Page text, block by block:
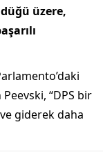
üzere,
“DPS bir
giderek daha